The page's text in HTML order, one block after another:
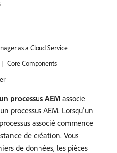
as a Cloud Service
Core Components
processus AEM associe
processus AEM. Lorsqu’un
associé commence
de création. Vous
de données, les pièces